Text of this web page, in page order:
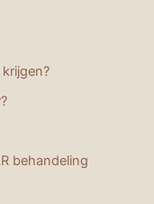
behandeling